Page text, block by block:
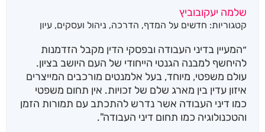
מבוסס על
דירוגים של
שלמה יעקובוביץ
קטגוריות: חדשים על המדף, הדרכה, ניהול ועסקים, עיון
״המעיין בדיני העבודה ובפסקי הדין מקבל הזדמנות
להיחשף למבנה הגנטי הייחודי של העם היושב בציון.
עולם משפטי, מיוחד, בעל אלמנטים מורכבים המייצרים
איזון עדין בין מארג שלם של זכויות. אין תחום משפטי
כמו דיני העבודה אשר נדרש להתכתב עם תמורות הזמן
והטכנולוגיה כמו תחום דיני העבודה".